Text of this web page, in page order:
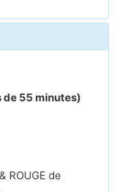
de 55 minutes)
ROUGE de